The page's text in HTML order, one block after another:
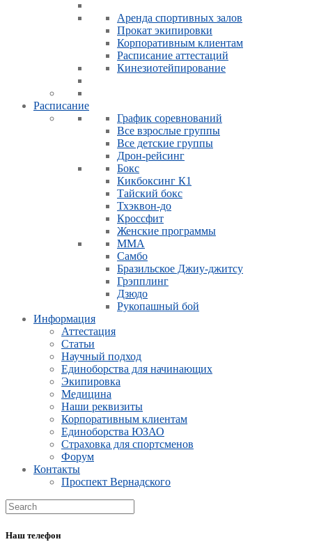
Аренда спортивных залов
Прокат экипировки
Корпоративным клиентам
Расписание аттестаций
Кинезиотейпирование
Расписание
График соревнований
Все взрослые группы
Все детские группы
Дрон-рейсинг
Бокс
Кикбоксинг К1
Тайский бокс
Тхэквон-до
Кроссфит
Женские программы
ММА
Самбо
Бразильское Джиу-джитсу
Грэпплинг
Дзюдо
Рукопашный бой
Информация
Аттестация
Статьи
Научный подход
Единоборства для начинающих
Экипировка
Медицина
Наши реквизиты
Корпоративным клиентам
Единоборства ЮЗАО
Страховка для спортсменов
Форум
Контакты
Проспект Вернадского
Наш телефон